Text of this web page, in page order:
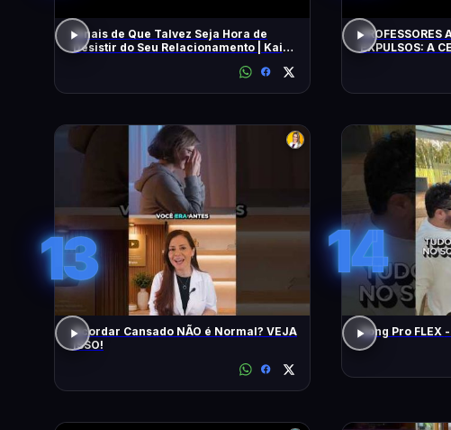
Sinais de Que Talvez Seja Hora de
Desistir do Seu Relacionamento | Kaio
PROFESSORES
EXPULSOS: A
13
Acordar Cansado NÃO é Normal? VEJA
ISSO!
14